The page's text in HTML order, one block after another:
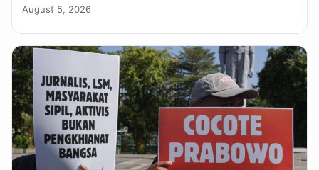
August 5, 2026